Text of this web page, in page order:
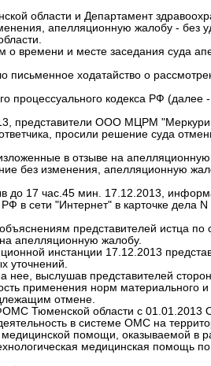
области и Департамент
апелляционную жалобу - без
времени и месте заседания суда
письменное ходатайство о
процессуального кодекса РФ
представители ООО МЦРМ
просили решение суда
в отзыве на апелляционную
без изменения, апелляционную
до 17 час.45 мин. 17.12.2013,
в сети "Интернет" в карточке дела
представителей истца по
апелляционную жалобу.
инстанции 17.12.2013
уточнений.
выслушав представителей
применения норм материального
отмене.
Тюменской области с
в системе ОМС на
помощи, оказываемой в
медицинская помощь